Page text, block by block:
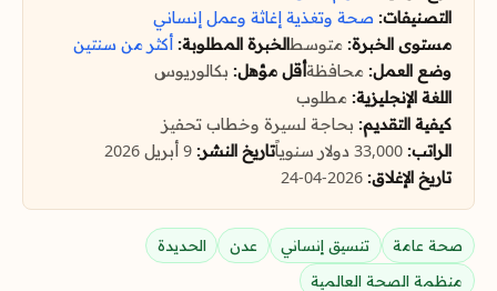
التصنيفات: صحة وتغذية إغاثة وعمل إنساني
مستوى الخبرة: متوسطالخبرة المطلوبة: أكثر من سنتين
وضع العمل: محافظةأقل مؤهل: بكالوريوس
اللغة الإنجليزية: مطلوب
كيفية التقديم: بحاجة لسيرة وخطاب تحفيز
الراتب:
تاريخ النشر:
تاريخ الإغلاق:
صحة عامة تنسيق إنساني عدن
الحديدة
منظمة الصحة العالمية